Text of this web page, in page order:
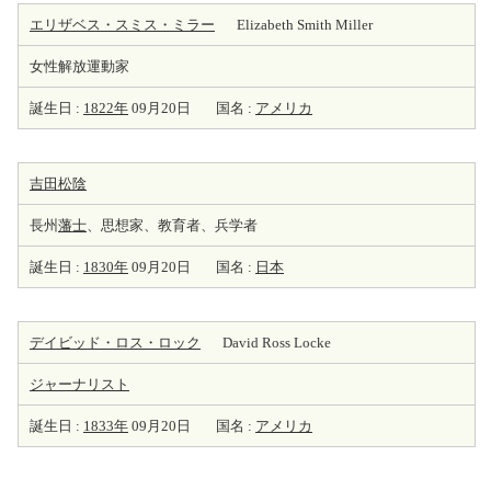
エリザベス・スミス・ミラー Elizabeth Smith Miller
女性解放運動家
誕生日 : 1822年 09月20日 国名 : アメリカ
吉田松陰
長州 藩士、思想家、教育者、兵学者
誕生日 : 1830年 09月20日 国名 : 日本
デイビッド・ロス・ロック David Ross Locke
ジャーナリスト
誕生日 : 1833年 09月20日 国名 : アメリカ